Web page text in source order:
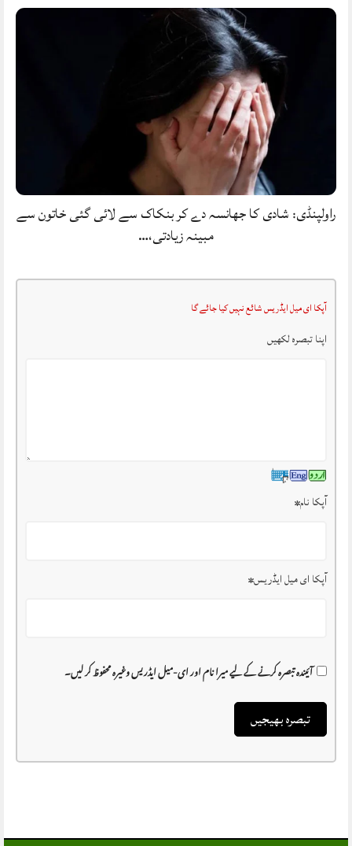
راولپنڈی: شادی کا جھانسہ دے کر بنکاک سے لائی گئی خاتون سے
مبینہ زیادتی،…
آپکا ای میل ایڈریس شائع نہیں کیا جائے گا
اپنا تبصرہ لکھیں
آپکا نام*
آپکا ای میل ایڈریس*
آئیندہ تبصرہ کرنے کے لیے میرا نام اور ای-میل ایڈریس وغیرہ محفوظ کر لیں۔